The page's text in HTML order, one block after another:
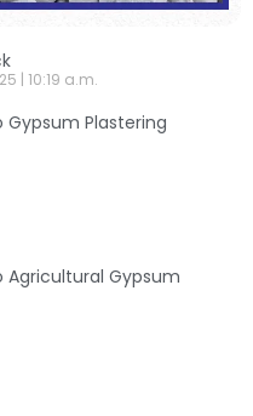
10:19 a.m.
Plastering
Gypsum